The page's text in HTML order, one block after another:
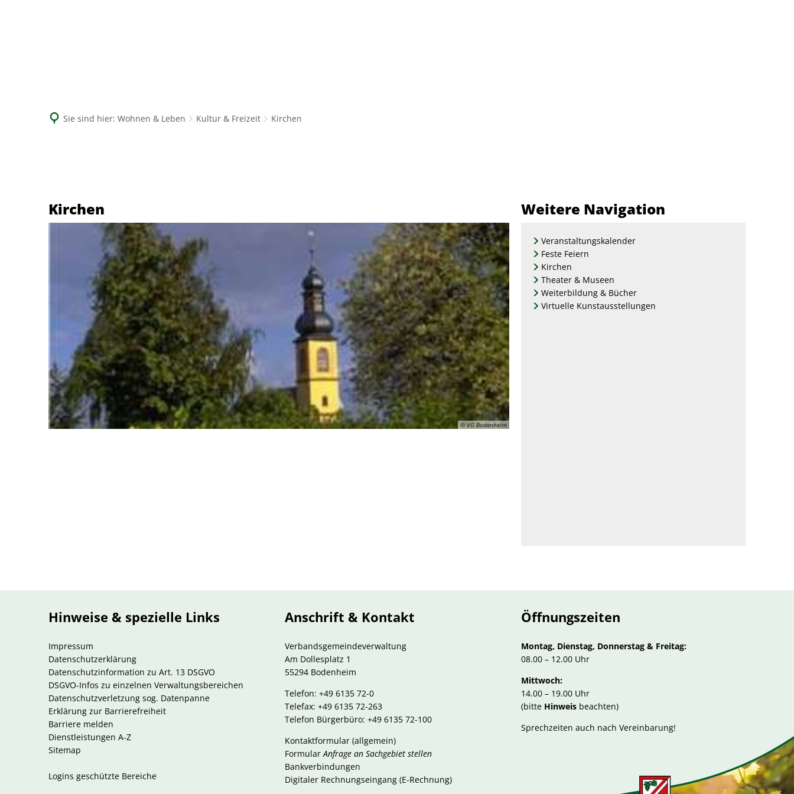
Sie sind hier: Wohnen & Leben Kultur & Freizeit Kirchen
Kirchen
© VG Bodenheim
Weitere Navigation
Veranstaltungskalender
Feste Feiern
Kirchen
Theater & Museen
Weiterbildung & Bücher
Virtuelle Kunstausstellungen
Hinweise & spezielle Links
Impressum
Datenschutzerklärung
Datenschutzinformation zu Art. 13 DSGVO
DSGVO-Infos zu einzelnen Verwaltungsbereichen
Datenschutzverletzung sog. Datenpanne
Erklärung zur Barrierefreiheit
Barriere melden
Dienstleistungen A-Z
Sitemap
Logins geschützte Bereiche
Anschrift & Kontakt
Verbandsgemeindeverwaltung
Am Dollesplatz 1
55294 Bodenheim
Telefon: +49 6135 72-0
Telefax: +49 6135 72-263
Telefon Bürgerbüro: +49 6135 72-100
Kontaktformular (allgemein)
FormularAnfrage an Sachgebiet stellen
Bankverbindungen
Digitaler Rechnungseingang (E-Rechnung)
Öffnungszeiten
Montag, Dienstag, Donnerstag & Freitag:
08.00 – 12.00 Uhr
Mittwoch:
14.00 – 19.00 Uhr
(bitte Hinweis beachten)
Sprechzeiten auch nach Vereinbarung!